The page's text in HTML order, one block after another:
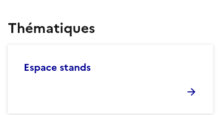
Thématiques
Espace stands